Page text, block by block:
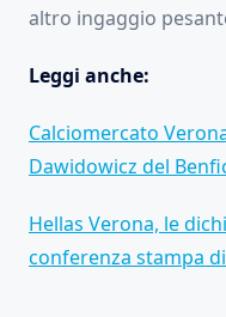
altro ingaggio
Leggi anche:
Calciomercato
Dawidowicz del
Hellas Verona, le
conferenza stampa